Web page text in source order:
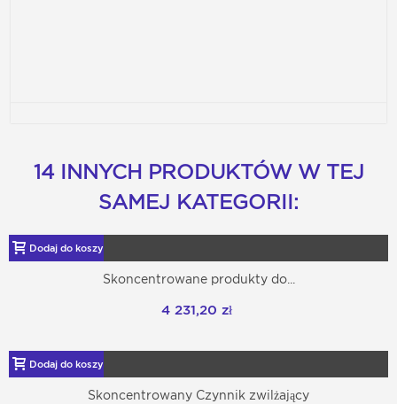
14 INNYCH PRODUKTÓW W TEJ
SAMEJ KATEGORII:
Dodaj do koszyka
Skoncentrowane produkty do...
4 231,20 zł
Dodaj do koszyka
Skoncentrowany Czynnik zwilżający